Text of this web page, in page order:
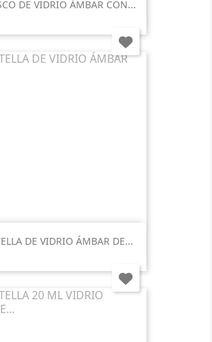
DE VIDRIO ÁMBAR CON...
DE VIDRIO ÁMBAR DE...